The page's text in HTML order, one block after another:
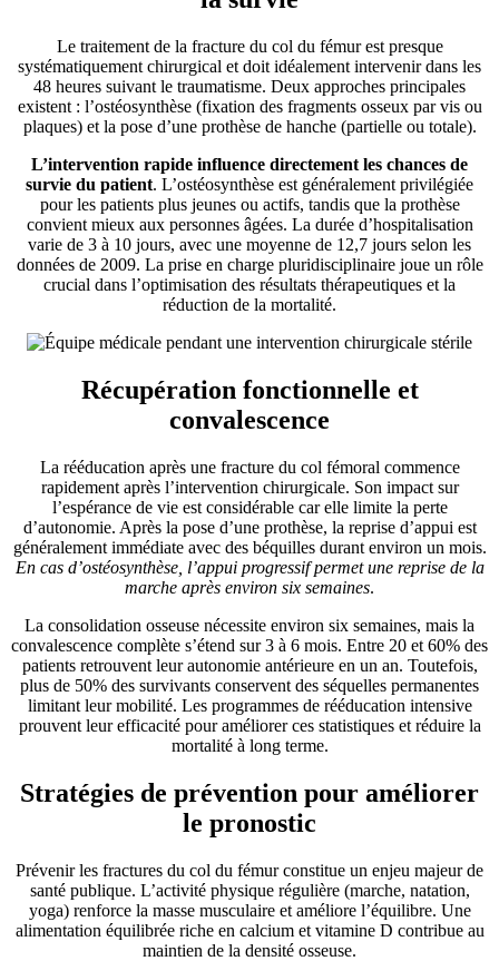
Le traitement de la fracture du col du fémur est presque
systématiquement chirurgical et doit idéalement intervenir dans les
48 heures suivant le traumatisme. Deux approches principales
existent : l’ostéosynthèse (fixation des fragments osseux par vis ou
plaques) et la pose d’une prothèse de hanche (partielle ou totale).
L’intervention rapide influence directement les chances de
survie du patient. L’ostéosynthèse est généralement privilégiée
pour les patients plus jeunes ou actifs, tandis que la prothèse
convient mieux aux personnes âgées. La durée d’hospitalisation
varie de 3 à 10 jours, avec une moyenne de 12,7 jours selon les
données de 2009. La prise en charge pluridisciplinaire joue un rôle
crucial dans l’optimisation des résultats thérapeutiques et la
réduction de la mortalité.
Récupération fonctionnelle et
convalescence
La rééducation après une fracture du col fémoral commence
rapidement après l’intervention chirurgicale. Son impact sur
l’espérance de vie est considérable car elle limite la perte
d’autonomie. Après la pose d’une prothèse, la reprise d’appui est
généralement immédiate avec des béquilles durant environ un mois.
En cas d’ostéosynthèse, l’appui progressif permet une reprise de la
marche après environ six semaines.
La consolidation osseuse nécessite environ six semaines, mais la
convalescence complète s’étend sur 3 à 6 mois. Entre 20 et 60% des
patients retrouvent leur autonomie antérieure en un an. Toutefois,
plus de 50% des survivants conservent des séquelles permanentes
limitant leur mobilité. Les programmes de rééducation intensive
prouvent leur efficacité pour améliorer ces statistiques et réduire la
mortalité à long terme.
Stratégies de prévention pour améliorer
le pronostic
Prévenir les fractures du col du fémur constitue un enjeu majeur de
santé publique. L’activité physique régulière (marche, natation,
yoga) renforce la masse musculaire et améliore l’équilibre. Une
alimentation équilibrée riche en calcium et vitamine D contribue au
maintien de la densité osseuse.